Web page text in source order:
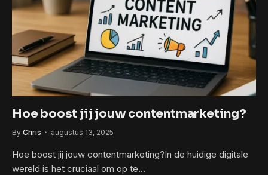
Hoe boost jij jouw contentmarketing?
By Chris augustus 13, 2025
Hoe boost jij jouw contentmarketing?In de huidige digitale
wereld is het cruciaal om op te…